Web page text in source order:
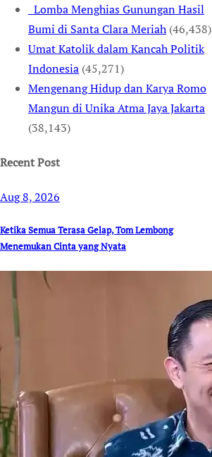
Lomba Menghias Gunungan Hasil
Bumi di Santa Clara Meriah (46,438)
Umat Katolik dalam Kancah Politik
Indonesia (45,271)
Mengenang Hidup dan Karya Romo
Mangun di Unika Atma Jaya Jakarta
(38,143)
Recent Post
Aug 8, 2026
Ketika Semua Terasa Gelap, Tom Lembong
Menemukan Cinta yang Nyata